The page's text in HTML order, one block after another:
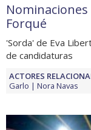
Nominaciones
Forqué
'Sorda' de Eva
de candidaturas
ACTORES
Garlo
Nora Navas